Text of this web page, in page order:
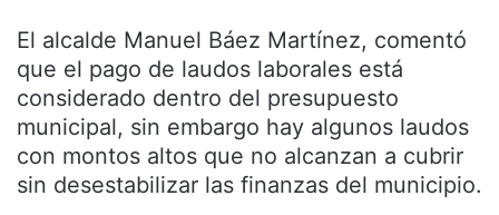
El alcalde Manuel Báez Martínez, comentó
que el pago de laudos laborales está
considerado dentro del presupuesto
municipal, sin embargo hay algunos laudos
con montos altos que no alcanzan a cubrir
sin desestabilizar las finanzas del municipio.